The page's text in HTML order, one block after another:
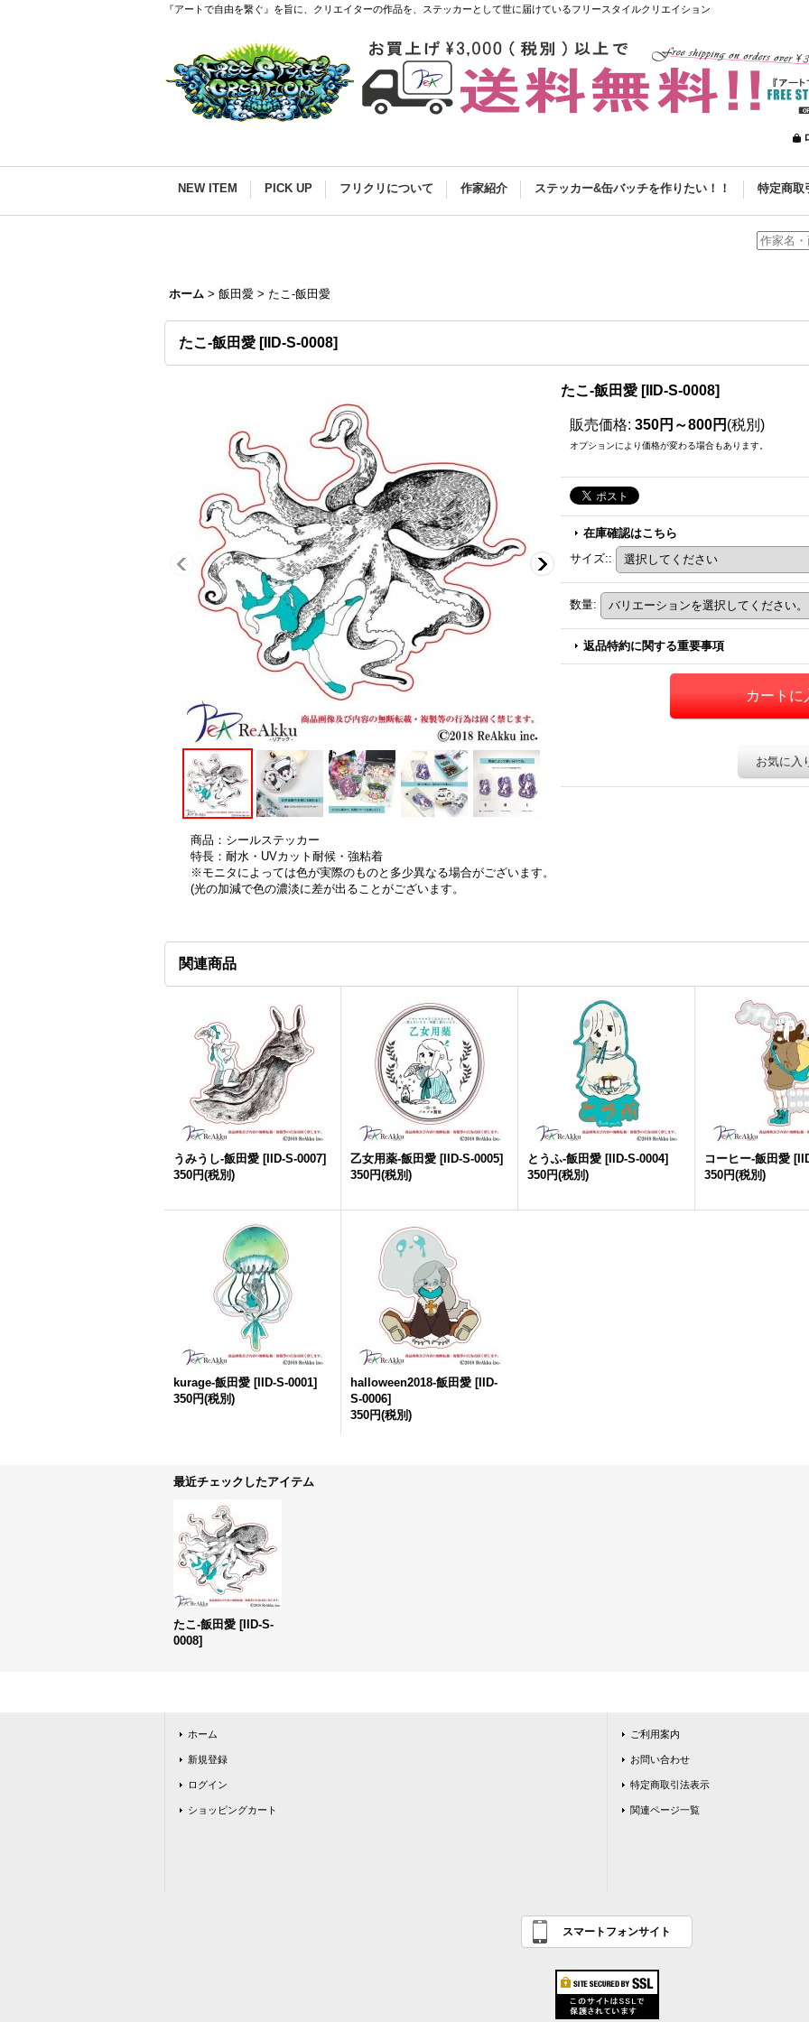
『アートで自由を繋ぐ』を旨に、クリエイターの作品を、ステッカーとして世に届けているフリースタイルクリエイション
NEW ITEM PICK UP フリクリについて 作家紹介 ステッカー&缶バッチを作りたい！！ 特定商取
ホーム > 飯田愛 > たこ-飯田愛
たこ-飯田愛 [IID-S-0008]
たこ-飯田愛 [IID-S-0008]
販売価格: 350円～800円 (税別)
オプションにより価格が変わる場合もあります。
在庫確認はこちら
サイズ::
数量:
返品特約に関する重要事項
お気に入
商品：シールステッカー
特長：耐水・UVカット耐候・強粘着
※モニタによっては色が実際のものと多少異なる場合がございます。
(光の加減で色の濃淡に差が出ることがございます。
関連商品
うみうし-飯田愛 [IID-S-0007]
350円(税別)
乙女用薬-飯田愛 [IID-S-0005]
350円(税別)
とうふ-飯田愛 [IID-S-0004]
350円(税別)
コーヒー-飯田愛 [
350円(税別)
kurage-飯田愛 [IID-S-0001]
350円(税別)
halloween2018-飯田愛 [IID-
S-0006]
350円(税別)
最近チェックしたアイテム
たこ-飯田愛 [IID-S-
0008]
ホーム
新規登録
ログイン
ショッピングカート
ご利用案内
お問い合わせ
特定商取引法表示
関連ページ一覧
スマートフォンサイト